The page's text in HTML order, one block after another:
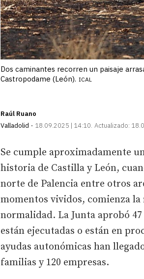
Dos caminantes recorren un paisaje
Castropodame (León). ICAL
Raúl Ruano
Valladolid
18.09.2025 | 14:10 Actualizado:
Se cumple aproximadamente
historia de Castilla y León,
norte de Palencia entre otros
momentos vividos, comienza
normalidad. La Junta aprobó 47
están ejecutadas o están en
ayudas autonómicas han
familias y 120 empresas.